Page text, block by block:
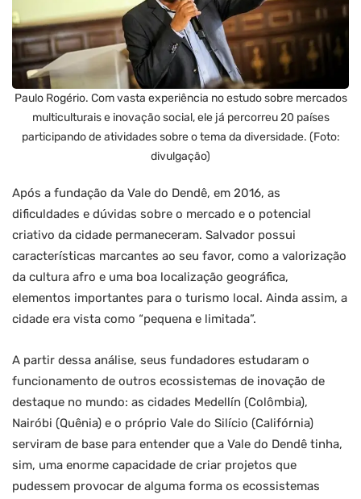
Paulo Rogério. Com vasta experiência no estudo sobre mercados
multiculturais e inovação social, ele já percorreu 20 países
participando de atividades sobre o tema da diversidade. (Foto:
divulgação)
Após a fundação da Vale do Dendê, em 2016, as
dificuldades e dúvidas sobre o mercado e o potencial
criativo da cidade permaneceram. Salvador possui
características marcantes ao seu favor, como a valorização
da cultura afro e uma boa localização geográfica,
elementos importantes para o turismo local. Ainda assim, a
cidade era vista como “pequena e limitada”.
A partir dessa análise, seus fundadores estudaram o
funcionamento de outros ecossistemas de inovação de
destaque no mundo: as cidades Medellín (Colômbia),
Nairóbi (Quênia) e o próprio Vale do Silício (Califórnia)
serviram de base para entender que a Vale do Dendê tinha,
sim, uma enorme capacidade de criar projetos que
pudessem provocar de alguma forma os ecossistemas